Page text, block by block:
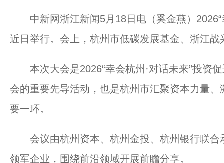
中新网浙江新闻5月18日电（奚金燕）2026“
近日举行。会上，杭州市低碳发展基金、浙江战
本次大会是2026“幸会杭州·对话未来”投资
会的重要先导活动，也是杭州市汇聚资本力量
要一环。
会议由杭州资本、杭州金投、杭州银行联合
领军企业，围绕前沿领域开展前瞻分享。